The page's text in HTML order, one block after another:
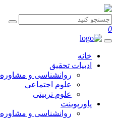
0
خانه
ادبیات تحقیق
روانشناسی و مشاوره
علوم اجتماعی
علوم تربیتی
پاورپوینت
روانشناسی و مشاوره